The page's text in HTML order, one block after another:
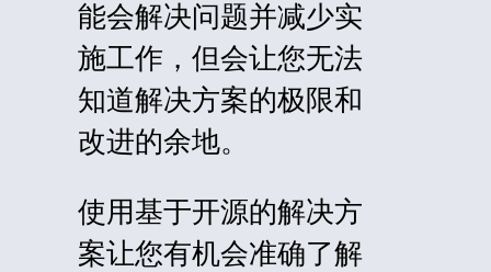
能会解决问题并减少实
施工作，但会让您无法
知道解决方案的极限和
改进的余地。
使用基于开源的解决方
案让您有机会准确了解